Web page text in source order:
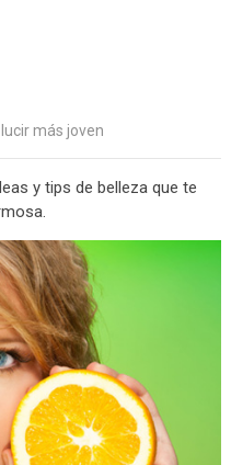
lucir más joven
y tips de belleza que te